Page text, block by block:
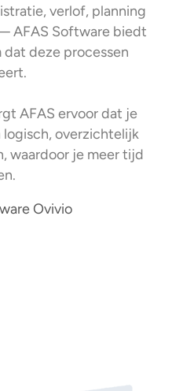
verlof, planning
AFAS Software biedt
deze processen
AFAS ervoor dat je
overzichtelijk
waardoor je meer tijd